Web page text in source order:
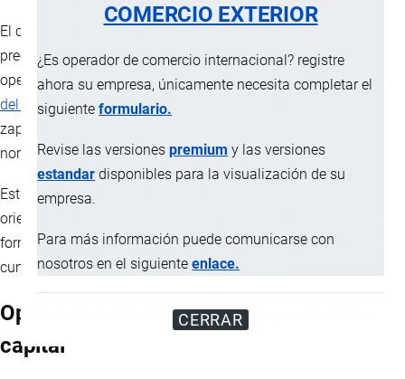
COMERCIO EXTERIOR
¿Es operador de comercio internacional? registre
ahora su empresa, únicamente necesita completar el
siguienteformulario.
Revise las versionespremium y las versiones
estandar disponibles para la visualización de su
empresa.
Para más información puede comunicarse con
nosotros en el siguienteenlace.
CERRAR
El comercio ilegal de productos continúa siendo una
preocupación para las autoridades ecuatorianas. En recientes
operativos ejecutados en Quito, elServicio Nacional de Aduana
del Ecuador(Senae) retiró del mercado más de 1.000 pares de
zapatos y varias prendas deportivas que no cumplían con la
normativa vigente.
Estas acciones forman parte de una estrategia nacional
orientada a frenar el contrabando, proteger a los comerciantes
formales y garantizar que los productos que circulan en el país
cumplan con estándares legales y de calidad.
Operativos en zonas estratégicas de la
capital